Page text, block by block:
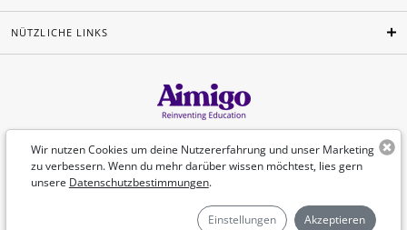
Wir nutzen Cookies um deine Nutzererfahrung und unser Marketing
zu verbessern. Wenn du mehr darüber wissen möchtest, lies gern
unsere Datenschutzbestimmungen.
Einstellungen Akzeptieren
NÜTZLICHE LINKS
Deutsch
©Aimigo 2026